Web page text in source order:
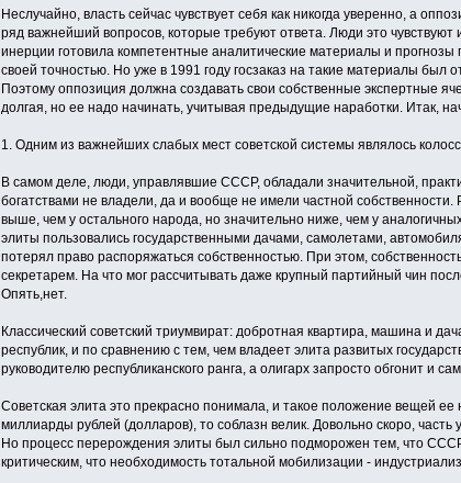
Неслучайно, власть сейчас чувствует себя как никогда уверенно, а
ряд важнейший вопросов, которые требуют ответа. Люди это
инерции готовила компетентные аналитические материалы и
своей точностью. Но уже в 1991 году госзаказ на такие материалы был
Поэтому оппозиция должна создавать свои собственные экспертные
долгая, но ее надо начинать, учитывая предыдущие наработки. Итак,
1. Одним из важнейших слабых мест советской системы являлось
В самом деле, люди, управлявшие СССР, обладали значительной,
богатствами не владели, да и вообще не имели частной
выше, чем у остального народа, но значительно ниже, чем у
элиты пользовались государственными дачами, самолетами,
потерял право распоряжаться собственностью. При этом,
секретарем. На что мог рассчитывать даже крупный партийный чин
Опять,нет.
Классический советский триумвират: добротная квартира, машина и
республик, и по сравнению с тем, чем владеет элита развитых
руководителю республиканского ранга, а олигарх запросто обгонит и
Советская элита это прекрасно понимала, и такое положение вещей
миллиарды рублей (долларов), то соблазн велик. Довольно скоро,
Но процесс перерождения элиты был сильно подморожен тем, что
критическим, что необходимость тотальной мобилизации -